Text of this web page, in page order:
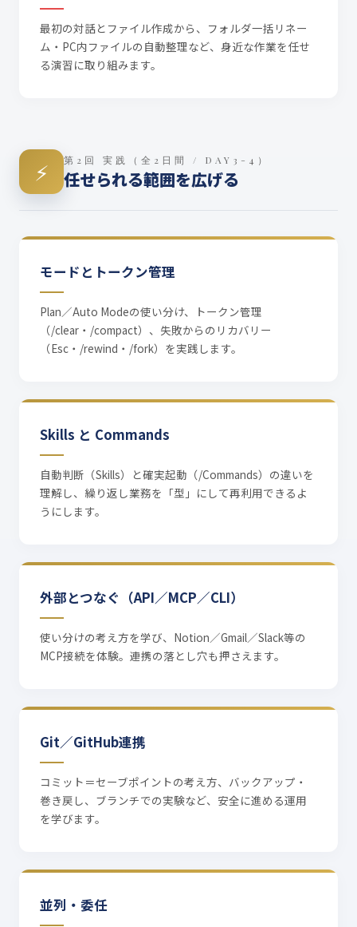
最初の対話とファイル作成から、フォルダ一括リネー
ム・PC内ファイルの自動整理など、身近な作業を任せ
る演習に取り組みます。
⚡ 第2回 実践（全2日間 / DAY3-4）
任せられる範囲を広げる
モードとトークン管理
Plan／Auto Modeの使い分け、トークン管理
（/clear・/compact）、失敗からのリカバリー
（Esc・/rewind・/fork）を実践します。
Skills と Commands
自動判断（Skills）と確実起動（/Commands）の違いを
理解し、繰り返し業務を「型」にして再利用できるよ
うにします。
外部とつなぐ（API／MCP／CLI）
使い分けの考え方を学び、Notion／Gmail／Slack等の
MCP接続を体験。連携の落とし穴も押さえます。
Git／GitHub連携
コミット＝セーブポイントの考え方、バックアップ・
巻き戻し、ブランチでの実験など、安全に進める運用
を学びます。
並列・委任